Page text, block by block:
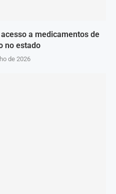
a medicamentos de
no estado
de 2026